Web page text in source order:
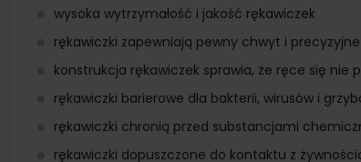
wysoka wytrzymałość i jakość rękawiczek
rękawiczki zapewniają pewny chwyt i
konstrukcja rękawiczek sprawia, że ręce się nie
rękawiczki barierowe dla bakterii, wirusów i
rękawiczki chronią przed substancjami
rękawiczki dopuszczone do kontaktu z